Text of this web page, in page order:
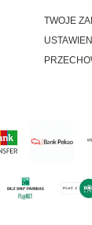
TWOJE